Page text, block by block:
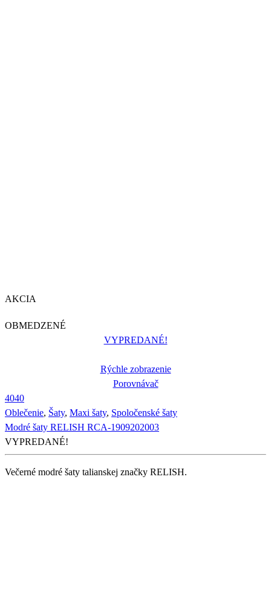
AKCIA
OBMEDZENÉ
VYPREDANÉ!
Rýchle zobrazenie
Porovnávač
4040
Oblečenie, Šaty, Maxi šaty, Spoločenské šaty
Modré šaty RELISH RCA-1909202003
VYPREDANÉ!
Večerné modré šaty talianskej značky RELISH.